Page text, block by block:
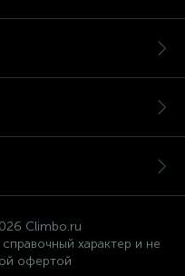
Climbo.ru
характер и не
офертой